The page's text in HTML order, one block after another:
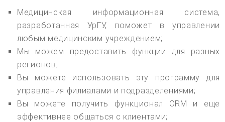
Медицинская информационная система,
разработанная УрГУ, поможет в управлении
любым медицинским учреждением;
Мы можем предоставить функции для разных
регионов;
Вы можете использовать эту программу для
управления филиалами и подразделениями;
Вы можете получить функционал CRM и еще
эффективнее общаться с клиентами;